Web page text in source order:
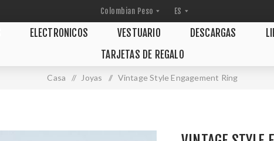
ELECTRONICOS VESTUARIO DESCARGAS
TARJETAS DE REGALO
Casa / Joyas / Vintage Style Engagement Ring